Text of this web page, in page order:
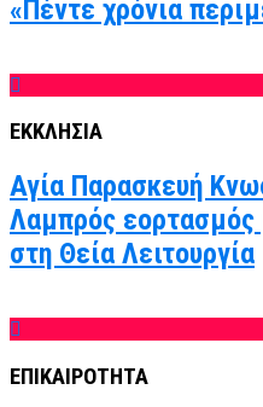
«Πέντε χρόνια
ΕΚΚΛΗΣΙΑ
Αγία Παρασκευή
Λαμπρός
στη Θεία Λειτουργία
ΕΠΙΚΑΙΡΟΤΗΤΑ